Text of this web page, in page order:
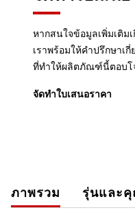
หากสนใจข้อมูลเพิ่มเติม
เราพร้อมให้คำปรึกษาเ
ที่ทำให้ผลิตภัณฑ์นี้ตอบโ
จัดทำใบเสนอราคา
ภาพรวม รุ่นและ